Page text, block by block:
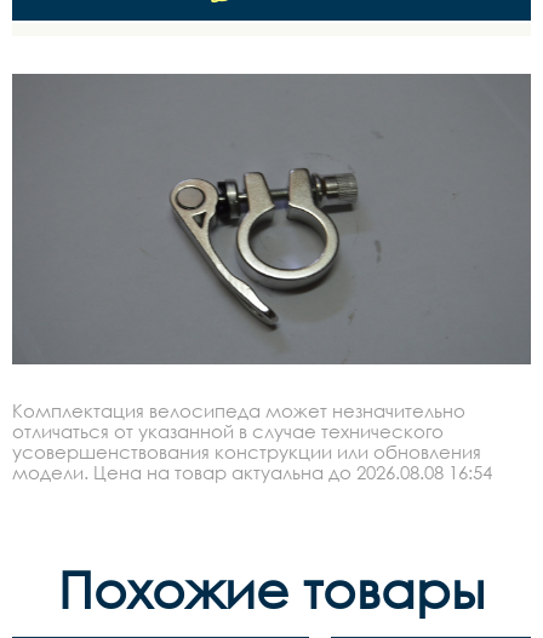
Комплектация велосипеда может незначительно
отличаться от указанной в случае технического
усовершенствования конструкции или обновления
модели. Цена на товар актуальна до 2026.08.08 16:54
Похожие товары